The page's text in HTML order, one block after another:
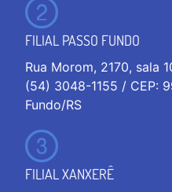
FILIAL PASSO FUNDO
Rua Morom, 2170, sala
(54) 3048-1155 / CEP:
Fundo/RS
FILIAL XANXERÊ